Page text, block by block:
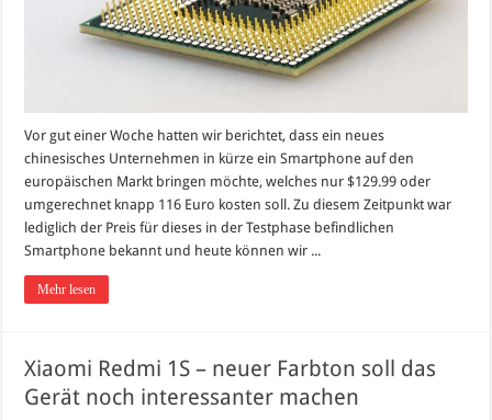
Vor gut einer Woche hatten wir berichtet, dass ein neues
chinesisches Unternehmen in kürze ein Smartphone auf den
europäischen Markt bringen möchte, welches nur $129.99 oder
umgerechnet knapp 116 Euro kosten soll. Zu diesem Zeitpunkt war
lediglich der Preis für dieses in der Testphase befindlichen
Smartphone bekannt und heute können wir ...
Mehr lesen
Xiaomi Redmi 1S – neuer Farbton soll das
Gerät noch interessanter machen